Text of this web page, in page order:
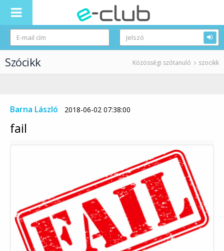
Szócikk Közösségi szótanuló szocikk
Barna László 2018-06-02 07:38:00
fail